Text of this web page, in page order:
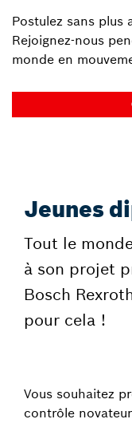
Postulez sans plus
Rejoignez-nous
monde en
Jeunes
Tout le
à son projet
Bosch
pour cela !
Vous souhaitez
contrôle